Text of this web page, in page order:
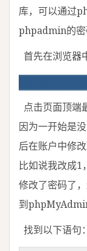
库，可以通过
phpadmin的密
首先在浏览器
点击页面顶端
因为一开始是
后在账户中修
比如说我改成
修改了密码了
到
找到以下语句：